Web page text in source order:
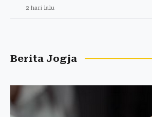
2 hari lalu
Berita Jogja